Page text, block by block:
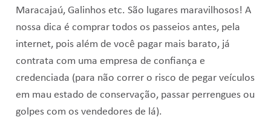
Maracajaú, Galinhos etc. São lugares maravilhosos! A
nossa dica é comprar todos os passeios antes, pela
internet, pois além de você pagar mais barato, já
contrata com uma empresa de confiança e
credenciada (para não correr o risco de pegar veículos
em mau estado de conservação, passar perrengues ou
golpes com os vendedores de lá).